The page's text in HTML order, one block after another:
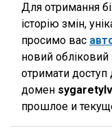
Для отримання
історію змін,
просимо вас
новий
отримати доступ
домен
прошлое и